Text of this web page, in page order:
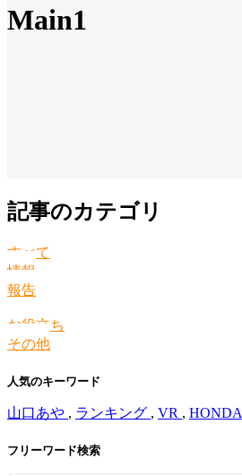
Main1
記事のカテゴリ
すべて
情報
報告
お役立ち
その他
人気のキーワード
山口あや , ランキング , VR , HONDA
フリーワード検索